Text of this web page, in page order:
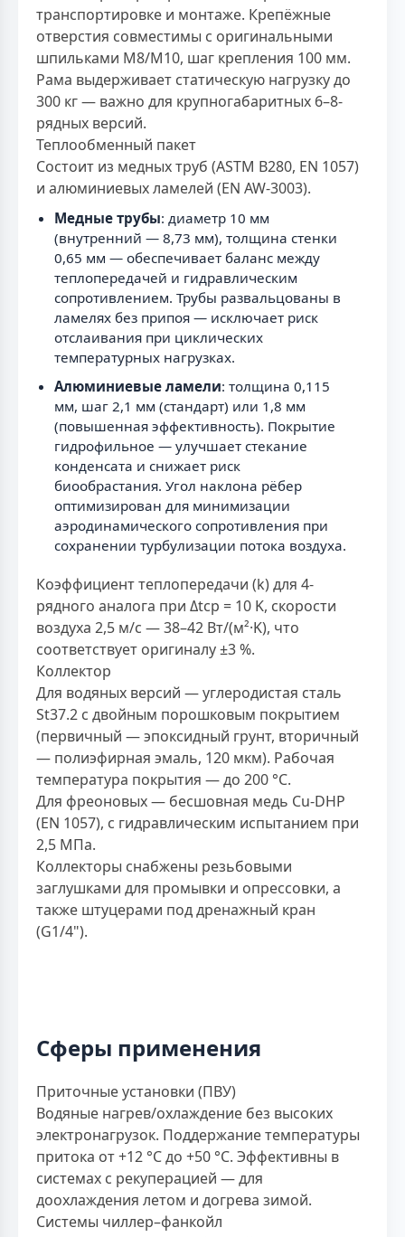
транспортировке и монтаже. Крепёжные
отверстия совместимы с оригинальными
шпильками M8/M10, шаг крепления 100 мм.
Рама выдерживает статическую нагрузку до
300 кг — важно для крупногабаритных 6–8-
рядных версий.
Теплообменный пакет
Состоит из медных труб (ASTM B280, EN 1057)
и алюминиевых ламелей (EN AW-3003).
Медные трубы: диаметр 10 мм
(внутренний — 8,73 мм), толщина стенки
0,65 мм — обеспечивает баланс между
теплопередачей и гидравлическим
сопротивлением. Трубы развальцованы в
ламелях без припоя — исключает риск
отслаивания при циклических
температурных нагрузках.
Алюминиевые ламели: толщина 0,115
мм, шаг 2,1 мм (стандарт) или 1,8 мм
(повышенная эффективность). Покрытие
гидрофильное — улучшает стекание
конденсата и снижает риск
биообрастания. Угол наклона рёбер
оптимизирован для минимизации
аэродинамического сопротивления при
сохранении турбулизации потока воздуха.
Коэффициент теплопередачи (k) для 4-
рядного аналога при Δtср = 10 K, скорости
воздуха 2,5 м/с — 38–42 Вт/(м²·K), что
соответствует оригиналу ±3 %.
Коллектор
Для водяных версий — углеродистая сталь
St37.2 с двойным порошковым покрытием
(первичный — эпоксидный грунт, вторичный
— полиэфирная эмаль, 120 мкм). Рабочая
температура покрытия — до 200 °C.
Для фреоновых — бесшовная медь Cu-DHP
(EN 1057), с гидравлическим испытанием при
2,5 МПа.
Коллекторы снабжены резьбовыми
заглушками для промывки и опрессовки, а
также штуцерами под дренажный кран
(G1/4").
Сферы применения
Приточные установки (ПВУ)
Водяные нагрев/охлаждение без высоких
электронагрузок. Поддержание температуры
притока от +12 °C до +50 °C. Эффективны в
системах с рекуперацией — для
доохлаждения летом и догрева зимой.
Системы чиллер–фанкойл